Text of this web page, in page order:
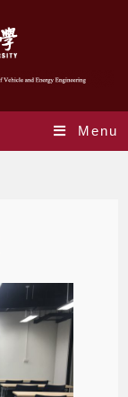
Menu